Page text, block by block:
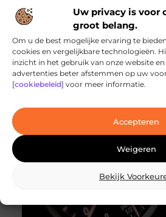
Uw privacy is voor
groot belang.
Om u de best mogelijke ervaring te
cookies en vergelijkbare technologieën.
inzicht in het gebruik van onze website
advertenties beter afstemmen op uw
[cookiebeleid] voor meer informatie.
Accepteren
Weigeren
Bekijk
De Grote Gids voor het
Perfecte Bruidsmode in
Je trouwdag is een
levensverhaal, en de bruidsjurk
cruciale hoofdstuk. Als